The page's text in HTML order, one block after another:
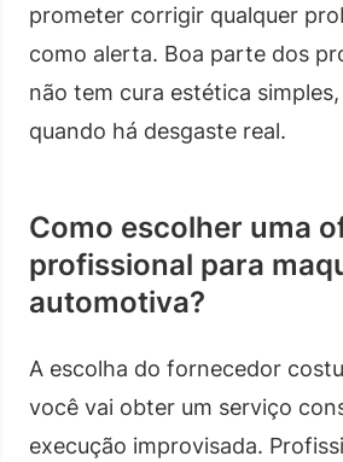
prometer corrigir qualquer
como alerta. Boa parte dos
não tem cura estética
quando há desgaste real.
Como escolher uma
profissional para
automotiva?
A escolha do fornecedor
você vai obter um serviço
execução improvisada.